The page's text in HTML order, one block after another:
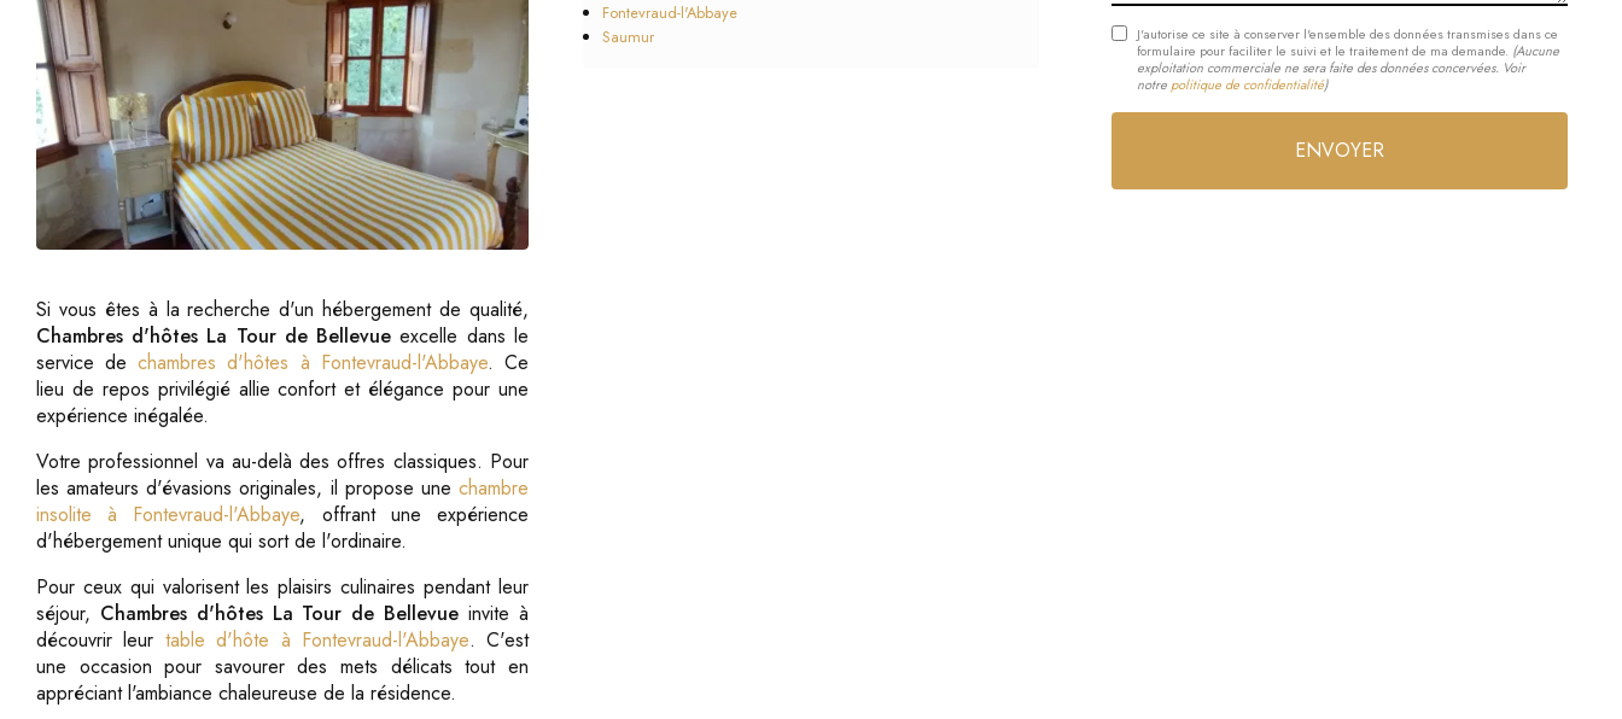
Si vous êtes à la recherche d'un hébergement de qualité,
Chambres d'hôtes La Tour de Bellevue excelle dans le
service dechambres d'hôtes à Fontevraud-l'Abbaye. Ce
lieu de repos privilégié allie confort et élégance pour une
expérience inégalée.
Votre professionnel va au-delà des offres classiques. Pour
les amateurs d'évasions originales, il propose une chambre
insolite à Fontevraud-l'Abbaye, offrant une expérience
d'hébergement unique qui sort de l'ordinaire.
Pour ceux qui valorisent les plaisirs culinaires pendant leur
séjour, Chambres d'hôtes La Tour de Bellevue invite à
découvrir leur table d'hôte à Fontevraud-l'Abbaye. C'est
une occasion pour savourer des mets délicats tout en
appréciant l'ambiance chaleureuse de la résidence.
Fontevraud-l'Abbaye
Saumur
J'autorise ce site à conserver l'ensemble des données transmises dans ce
formulaire pour faciliter le suivi et le traitement de ma demande. (Aucune
exploitation commerciale ne sera faite des données concervées. Voir
notre politique de confidentialité)